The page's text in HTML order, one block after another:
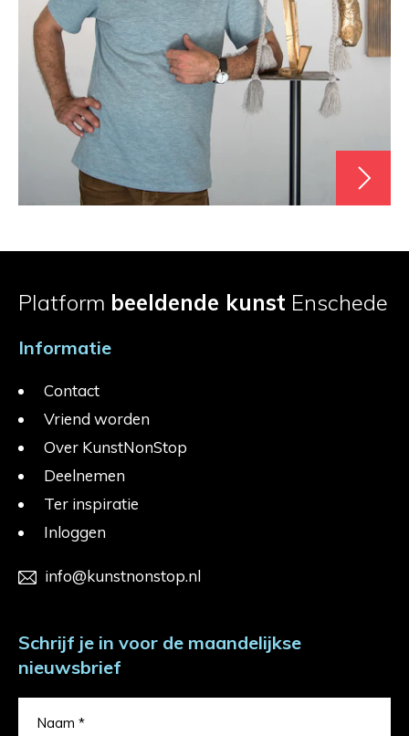
Platform beeldende kunst Enschede
Informatie
Contact
Vriend worden
Over KunstNonStop
Deelnemen
Ter inspiratie
Inloggen
info@kunstnonstop.nl
Schrijf je in voor de maandelijkse
nieuwsbrief